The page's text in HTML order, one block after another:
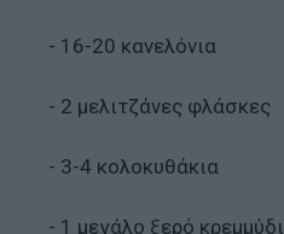
- 16-20 κανελόνια
- 2 μελιτζάνες φλάσκες
- 3-4 κολοκυθάκια
- 1 μεγάλο ξερό κρεμμύδι